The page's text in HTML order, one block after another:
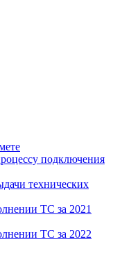
подключения
технических
ТС за 2021
ТС за 2022